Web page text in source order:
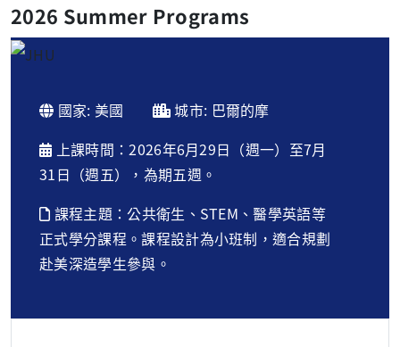
2026 Summer Programs
國家: 美國
城市: 巴爾的摩
上課時間：2026年6月29日（週一）至7月
31日（週五），為期五週。
課程主題：公共衛生、STEM、醫學英語等
正式學分課程。課程設計為小班制，適合規劃
赴美深造學生參與。